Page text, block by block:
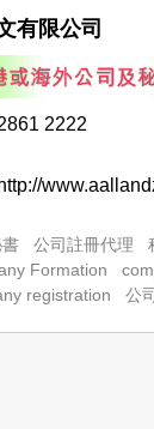
有限公司
2222
http://
公司註冊代理
Formation
registration
公